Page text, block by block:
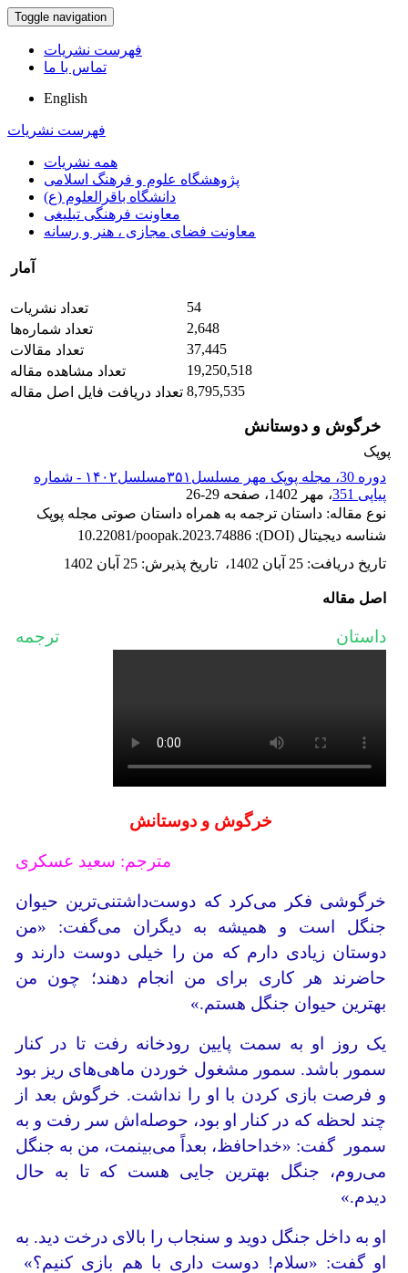
Toggle navigation
فهرست نشریات
تماس با ما
English
فهرست نشریات
همه نشریات
پژوهشگاه علوم و فرهنگ اسلامی
دانشگاه باقرالعلوم (ع)
معاونت فرهنگی تبلیغی
معاونت فضای مجازی ، هنر و رسانه
آمار
تعداد نشریات
54
تعداد شماره‌ها
2,648
تعداد مقالات
37,445
تعداد مشاهده مقاله
19,250,518
تعداد دریافت فایل اصل مقاله 8,795,535
خرگوش و دوستانش
پوپک
دوره 30، مجله پوپک مهر مسلسل۳۵۱مسلسل۱۴۰۲ - شماره
پیاپی 351
، مهر 1402 ، صفحه 26-29
نوع مقاله: داستان ترجمه به همراه داستان صوتی مجله پوپک
شناسه دیجیتال (DOI):
10.22081/poopak.2023.74886
تاریخ دریافت: 25 آبان 1402 ، تاریخ پذیرش: 25 آبان 1402
اصل مقاله
داستان ترجمه
خرگوش و دوستانش
مترجم: سعید عسکری
خرگوشی فکر می‌کرد که دوست‌داشتنی‌ترین حیوان
جنگل است و همیشه به دیگران می‌گفت: «من
دوستان زیادی دارم که من را خیلی دوست دارند و
حاضرند هر کاری برای من انجام دهند؛ چون من
بهترین حیوان جنگل هستم.»
یک روز او به سمت پایین رودخانه رفت تا در کنار
سمور باشد. سمور مشغول خوردن ماهی‌های ریز بود
و فرصت بازی کردن با او را نداشت. خرگوش بعد از
چند لحظه که در کنار او بود، حوصله‌اش سر رفت و به
سمور گفت: «خداحافظ، بعداً می‌بینمت، من به جنگل
می‌روم، جنگل بهترین جایی هست که تا به حال
دیدم.»
او به داخل جنگل دوید و سنجاب را بالای درخت دید. به
او گفت: «سلام! دوست داری با هم بازی کنیم؟»